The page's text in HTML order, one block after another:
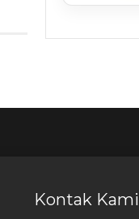
Kontak Kami